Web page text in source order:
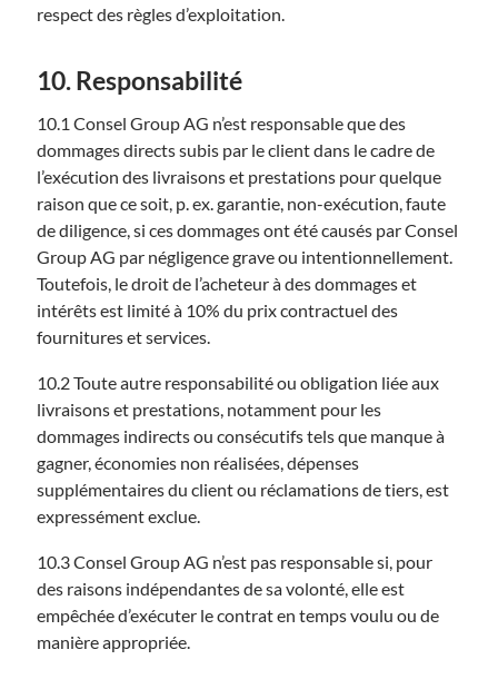
respect des règles d’exploitation.
10. Responsabilité
10.1 Consel Group AG n’est responsable que des
dommages directs subis par le client dans le cadre de
l’exécution des livraisons et prestations pour quelque
raison que ce soit, p. ex. garantie, non-exécution, faute
de diligence, si ces dommages ont été causés par Consel
Group AG par négligence grave ou intentionnellement.
Toutefois, le droit de l’acheteur à des dommages et
intérêts est limité à 10% du prix contractuel des
fournitures et services.
10.2 Toute autre responsabilité ou obligation liée aux
livraisons et prestations, notamment pour les
dommages indirects ou consécutifs tels que manque à
gagner, économies non réalisées, dépenses
supplémentaires du client ou réclamations de tiers, est
expressément exclue.
10.3 Consel Group AG n’est pas responsable si, pour
des raisons indépendantes de sa volonté, elle est
empêchée d’exécuter le contrat en temps voulu ou de
manière appropriée.